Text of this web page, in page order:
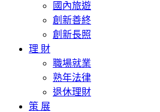
國內旅遊
創新善終
創新長照
理 財
職場就業
熟年法律
退休理財
策 展